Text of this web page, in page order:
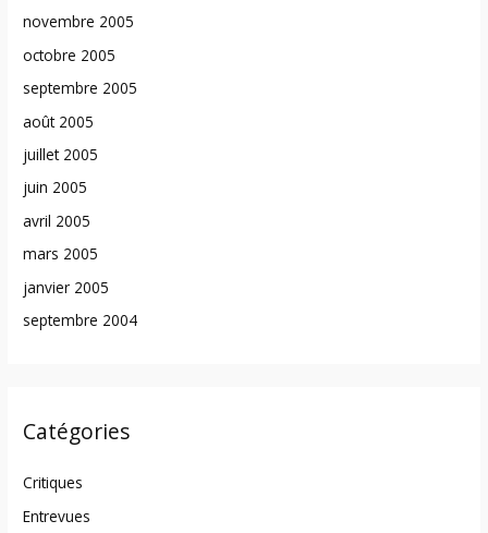
novembre 2005
octobre 2005
septembre 2005
août 2005
juillet 2005
juin 2005
avril 2005
mars 2005
janvier 2005
septembre 2004
Catégories
Critiques
Entrevues